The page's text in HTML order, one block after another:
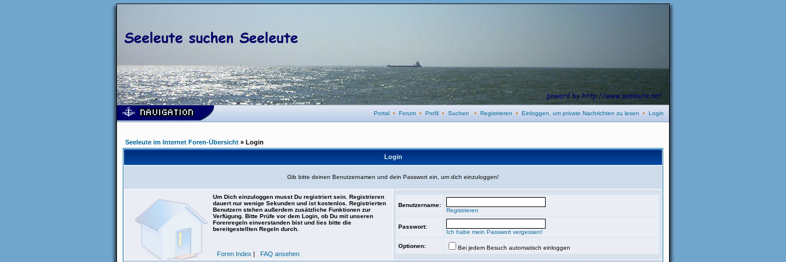
Portal • Forum • Profil • Suchen • Registrieren • Einloggen, um private Nachrichten zu lesen • Login
Seeleute im Internet Foren-Übersicht » Login
Login
Gib bitte deinen Benutzernamen und dein Passwort ein, um dich einzuloggen!
Um Dich einzuloggen musst Du registriert sein. Registrieren
dauert nur wenige Sekunden und ist kostenlos. Registrierten
Benutzern stehen außerdem zusätzliche Funktionen zur
Verfügung. Bitte Prüfe vor dem Login, ob Du mit unseren
Forenregeln einverstanden bist und lies bitte die
bereitgestellten Regeln durch.
Foren Index | FAQ ansehen
Benutzername:
Registrieren
Passwort:
Ich habe mein Passwort vergessen!
Optionen: Bei jedem Besuch automatisch einloggen